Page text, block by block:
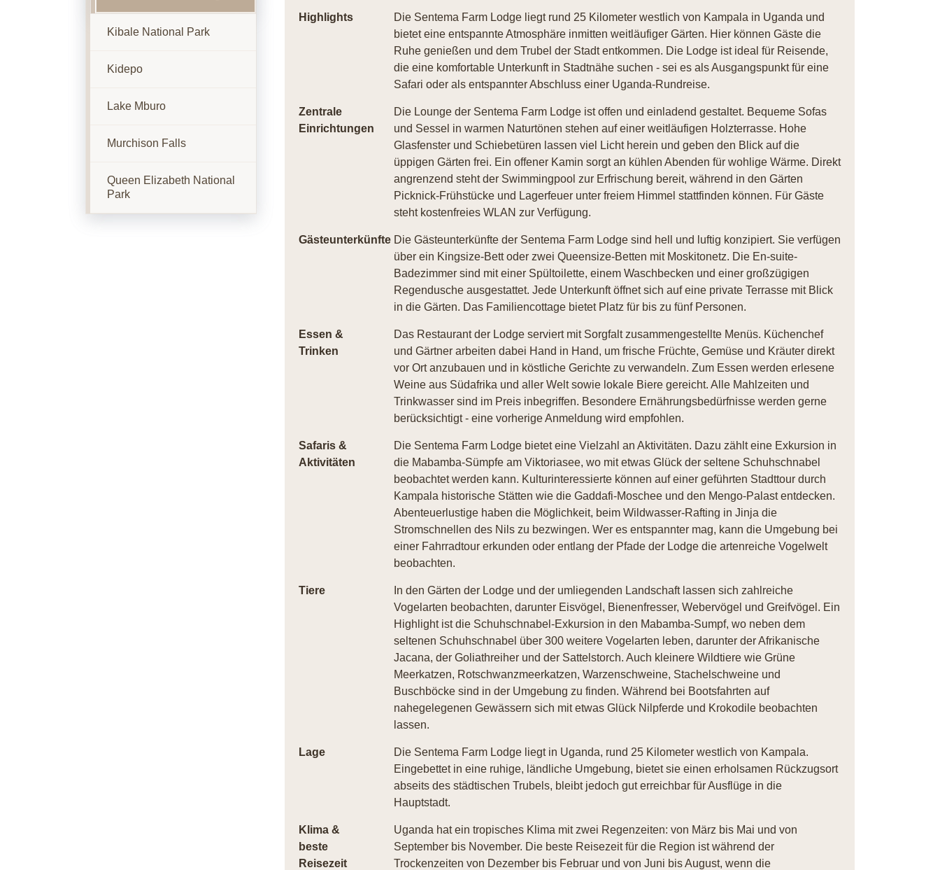
Highlights
Die Sentema Farm Lodge liegt rund 25 Kilometer westlich von Kampala in Uganda und
bietet eine entspannte Atmosphäre inmitten weitläufiger Gärten. Hier können Gäste die
Ruhe genießen und dem Trubel der Stadt entkommen. Die Lodge ist ideal für Reisende,
die eine komfortable Unterkunft in Stadtnähe suchen - sei es als Ausgangspunkt für eine
Safari oder als entspannter Abschluss einer Uganda-Rundreise.
Zentrale
Einrichtungen
Die Lounge der Sentema Farm Lodge ist offen und einladend gestaltet. Bequeme Sofas
und Sessel in warmen Naturtönen stehen auf einer weitläufigen Holzterrasse. Hohe
Glasfenster und Schiebetüren lassen viel Licht herein und geben den Blick auf die
üppigen Gärten frei. Ein offener Kamin sorgt an kühlen Abenden für wohlige Wärme. Direkt
angrenzend steht der Swimmingpool zur Erfrischung bereit, während in den Gärten
Picknick-Frühstücke und Lagerfeuer unter freiem Himmel stattfinden können. Für Gäste
steht kostenfreies WLAN zur Verfügung.
Gästeunterkünfte Die Gästeunterkünfte der Sentema Farm Lodge sind hell und luftig konzipiert. Sie verfügen
über ein Kingsize-Bett oder zwei Queensize-Betten mit Moskitonetz. Die En-suite-
Badezimmer sind mit einer Spültoilette, einem Waschbecken und einer großzügigen
Regendusche ausgestattet. Jede Unterkunft öffnet sich auf eine private Terrasse mit Blick
in die Gärten. Das Familiencottage bietet Platz für bis zu fünf Personen.
Essen &
Trinken
Das Restaurant der Lodge serviert mit Sorgfalt zusammengestellte Menüs. Küchenchef
und Gärtner arbeiten dabei Hand in Hand, um frische Früchte, Gemüse und Kräuter direkt
vor Ort anzubauen und in köstliche Gerichte zu verwandeln. Zum Essen werden erlesene
Weine aus Südafrika und aller Welt sowie lokale Biere gereicht. Alle Mahlzeiten und
Trinkwasser sind im Preis inbegriffen. Besondere Ernährungsbedürfnisse werden gerne
berücksichtigt - eine vorherige Anmeldung wird empfohlen.
Safaris &
Aktivitäten
Die Sentema Farm Lodge bietet eine Vielzahl an Aktivitäten. Dazu zählt eine Exkursion in
die Mabamba-Sümpfe am Viktoriasee, wo mit etwas Glück der seltene Schuhschnabel
beobachtet werden kann. Kulturinteressierte können auf einer geführten Stadttour durch
Kampala historische Stätten wie die Gaddafi-Moschee und den Mengo-Palast entdecken.
Abenteuerlustige haben die Möglichkeit, beim Wildwasser-Rafting in Jinja die
Stromschnellen des Nils zu bezwingen. Wer es entspannter mag, kann die Umgebung bei
einer Fahrradtour erkunden oder entlang der Pfade der Lodge die artenreiche Vogelwelt
beobachten.
Tiere
In den Gärten der Lodge und der umliegenden Landschaft lassen sich zahlreiche
Vogelarten beobachten, darunter Eisvögel, Bienenfresser, Webervögel und Greifvögel. Ein
Highlight ist die Schuhschnabel-Exkursion in den Mabamba-Sumpf, wo neben dem
seltenen Schuhschnabel über 300 weitere Vogelarten leben, darunter der Afrikanische
Jacana, der Goliathreiher und der Sattelstorch. Auch kleinere Wildtiere wie Grüne
Meerkatzen, Rotschwanzmeerkatzen, Warzenschweine, Stachelschweine und
Buschböcke sind in der Umgebung zu finden. Während bei Bootsfahrten auf
nahegelegenen Gewässern sich mit etwas Glück Nilpferde und Krokodile beobachten
lassen.
Lage
Die Sentema Farm Lodge liegt in Uganda, rund 25 Kilometer westlich von Kampala.
Eingebettet in eine ruhige, ländliche Umgebung, bietet sie einen erholsamen Rückzugsort
abseits des städtischen Trubels, bleibt jedoch gut erreichbar für Ausflüge in die
Hauptstadt.
Klima &
beste
Reisezeit
Uganda hat ein tropisches Klima mit zwei Regenzeiten: von März bis Mai und von
September bis November. Die beste Reisezeit für die Region ist während der
Trockenzeiten von Dezember bis Februar und von Juni bis August, wenn die
Kibale National Park
Kidepo
Lake Mburo
Murchison Falls
Queen Elizabeth National
Park